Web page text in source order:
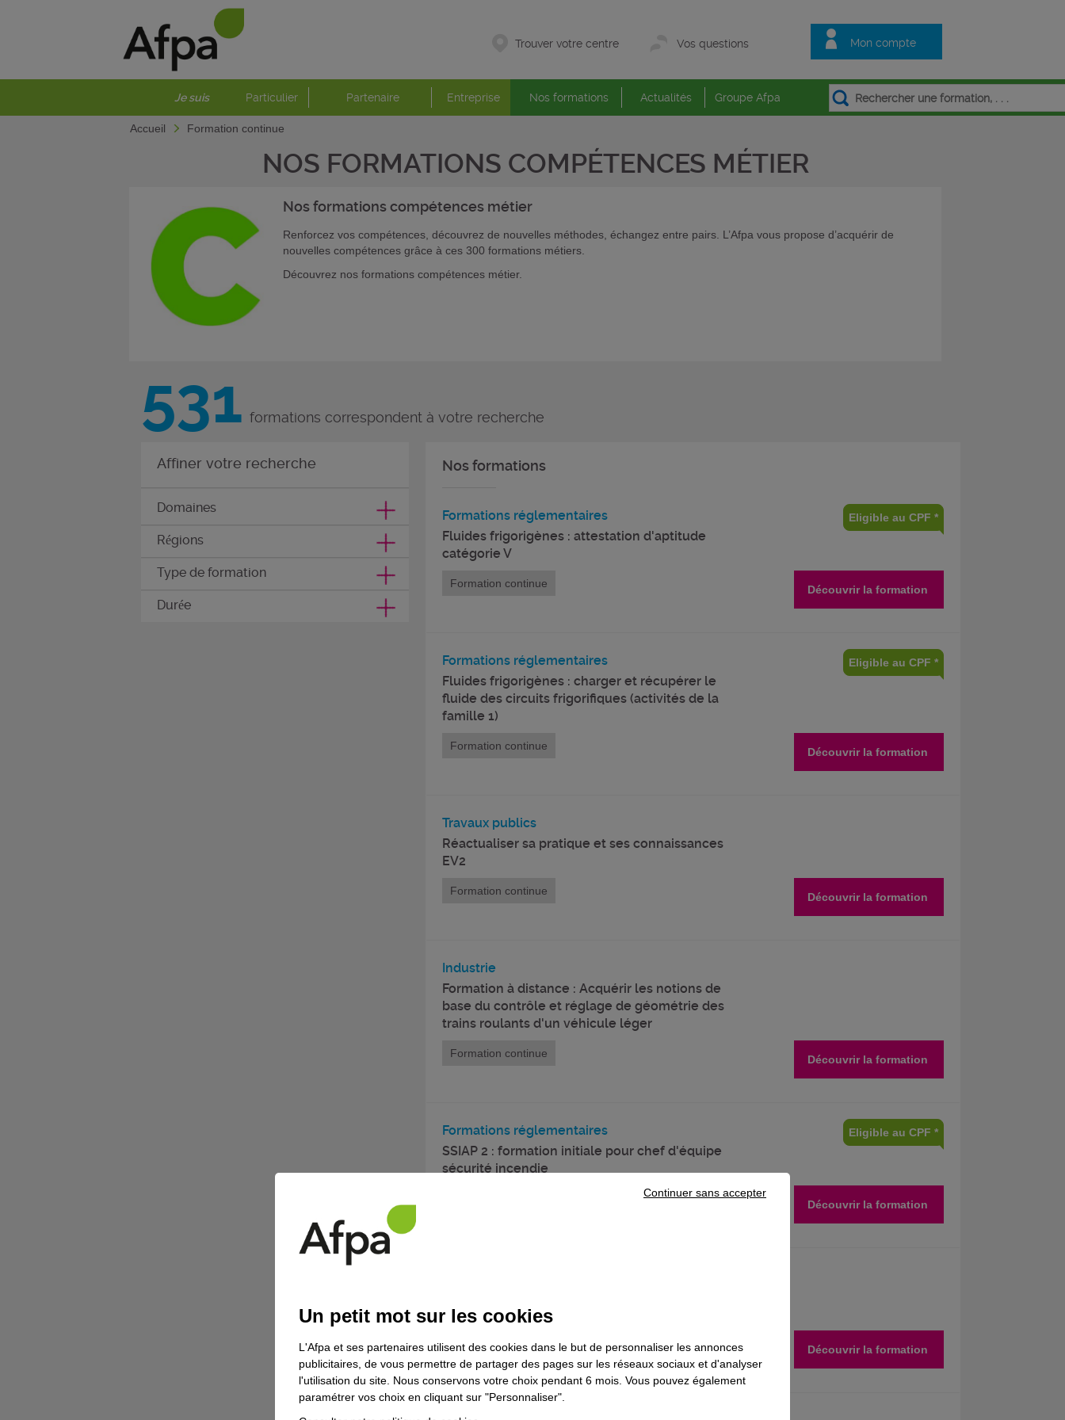
Mon compte
Trouver votre centre Vos questions
Je suis Particulier Partenaire Entreprise Nos formations Actualités Groupe Afpa
Accueil Formation continue
NOS FORMATIONS COMPÉTENCES MÉTIER
Nos formationscompétences métier
Renforcez vos compétences, découvrez de nouvelles méthodes, échangez entre pairs. L’Afpa vous propose d’acquérir de
nouvelles compétences grâce à ces 300 formations métiers.
Découvrez nos formations compétences métier.
531 formations correspondent à votre recherche
Affiner votre recherche
Domaines
Régions
Type de formation
Durée
Nos formations
Formations réglementaires
Fluides frigorigènes : attestation d'aptitude
catégorie V
Eligible au CPF *
Formation continue Découvrir la formation
Formations réglementaires
Fluides frigorigènes : charger et récupérer le
fluide des circuits frigorifiques (activités de la
famille 1)
Eligible au CPF *
Formation continue Découvrir la formation
Travaux publics
Réactualiser sa pratique et ses connaissances
EV2
Formation continue Découvrir la formation
Industrie
Formation à distance : Acquérir les notions de
base du contrôle et réglage de géométrie des
trains roulants d'un véhicule léger
Formation continue Découvrir la formation
Formations réglementaires
SSIAP 2 : formation initiale pour chef d'équipe
sécurité incendie
Eligible au CPF *
Découvrir la formation
"pose collée"
Formation continue Découvrir la formation
Un petit mot sur les cookies
L'Afpa et ses partenaires utilisent des cookies dans le but de personnaliser les annonces
publicitaires, de vous permettre de partager des pages sur les réseaux sociaux et d'analyser
l'utilisation du site. Nous conservons votre choix pendant 6 mois. Vous pouvez également
paramétrer vos choix en cliquant sur "Personnaliser".
Continuer sans accepter